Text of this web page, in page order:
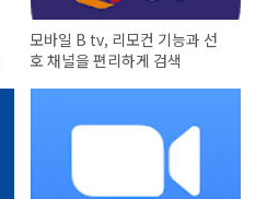
모바일 B tv, 리모컨 기능과 선
호 채널을 편리하게 검색